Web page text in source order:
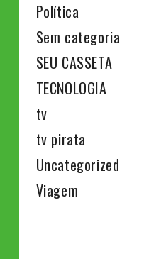
Política
Sem categoria
SEU CASSETA
TECNOLOGIA
tv
tv pirata
Uncategorized
Viagem